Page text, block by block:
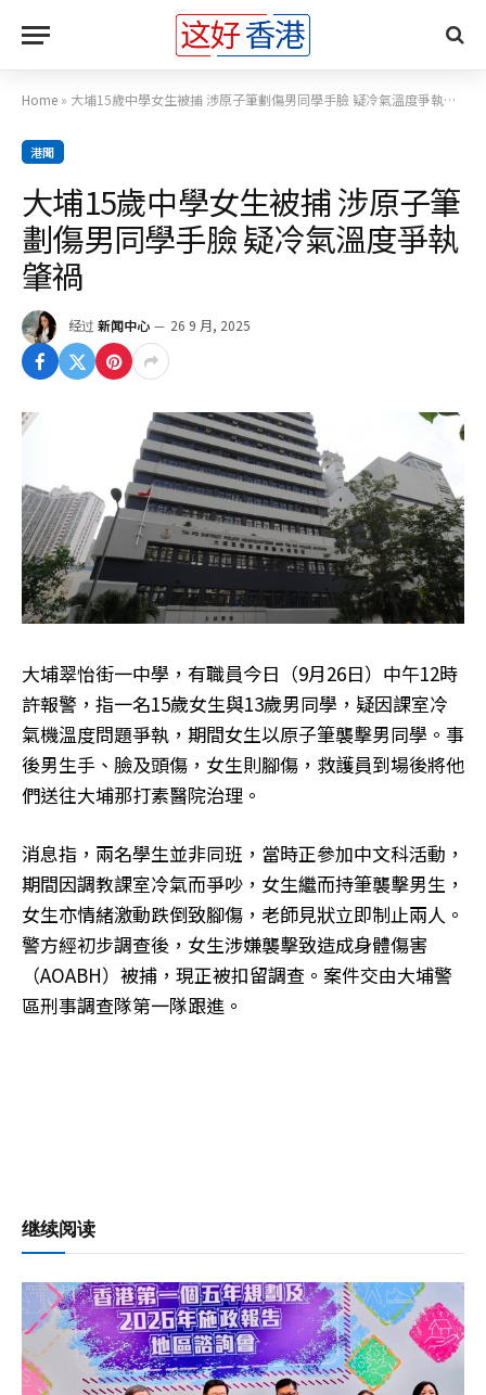
Home » 大埔15歲中學女生被捕 涉原子筆劃傷男同學手臉 疑冷氣溫度爭執肇禍
港聞
大埔15歲中學女生被捕 涉原子筆
劃傷男同學手臉 疑冷氣溫度爭執
肇禍
经过 新闻中心 26 9 月, 2025
大埔翠怡街一中學，有職員今日（9月26日）中午12時
許報警，指一名15歲女生與13歲男同學，疑因課室冷
氣機溫度問題爭執，期間女生以原子筆襲擊男同學。事
後男生手、臉及頭傷，女生則腳傷，救護員到場後將他
們送往大埔那打素醫院治理。
消息指，兩名學生並非同班，當時正參加中文科活動，
期間因調教課室冷氣而爭吵，女生繼而持筆襲擊男生，
女生亦情緒激動跌倒致腳傷，老師見狀立即制止兩人。
警方經初步調查後，女生涉嫌襲擊致造成身體傷害
（AOABH）被捕，現正被扣留調查。案件交由大埔警
區刑事調查隊第一隊跟進。
继续阅读